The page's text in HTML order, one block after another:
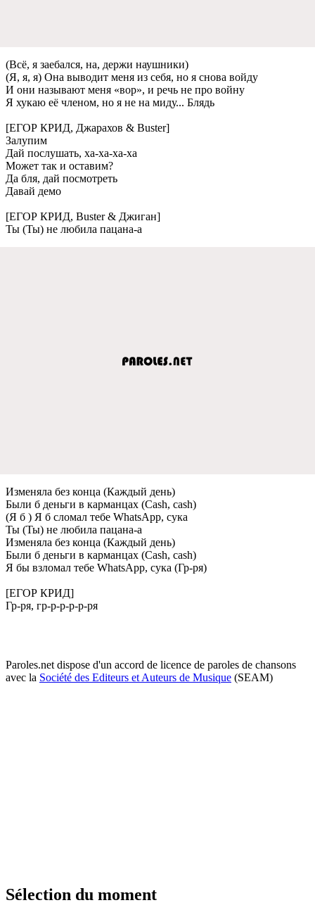
(Всё, я заебался, на, держи наушники)
(Я, я, я) Она выводит меня из себя, но я снова войду
И они называют меня «вор», и речь не про войну
Я хукаю её членом, но я не на миду... Блядь
[ЕГОР КРИД, Джарахов & Buster]
Залупим
Дай послушать, ха-ха-ха-ха
Может так и оставим?
Да бля, дай посмотреть
Давай демо
[ЕГОР КРИД, Buster & Джиган]
Ты (Ты) не любила пацана-а
Изменяла без конца (Каждый день)
Были б деньги в карманцах (Cash, cash)
(Я б ) Я б сломал тебе WhatsApp, сука
Ты (Ты) не любила пацана-а
Изменяла без конца (Каждый день)
Были б деньги в карманцах (Cash, cash)
Я бы взломал тебе WhatsApp, сука (Гр-ря)
[ЕГОР КРИД]
Гр-ря, гр-р-р-р-р-ря
Paroles.net dispose d'un accord de licence de paroles de chansons
avec la Société des Editeurs et Auteurs de Musique (SEAM)
Sélection du moment